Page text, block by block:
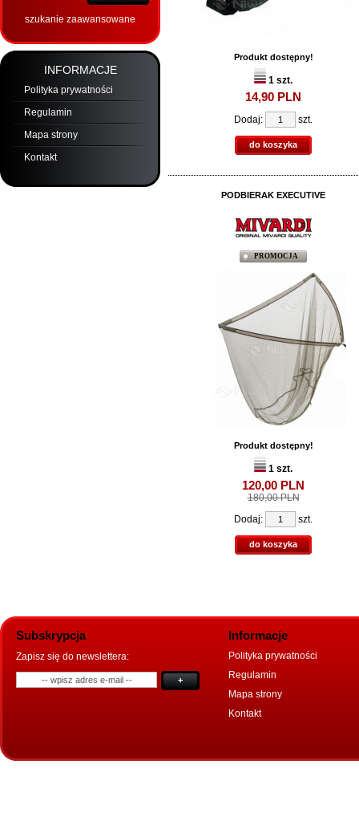
szukanie zaawansowane
INFORMACJE
Polityka prywatności
Regulamin
Mapa strony
Kontakt
Produkt dostępny!
1 szt.
14,90 PLN
Dodaj: szt.
do koszyka
PODBIERAK EXECUTIVE
PROMOCJA
Produkt dostępny!
1 szt.
120,00 PLN
180,00 PLN
Dodaj:
szt.
do koszyka
Informacje
Subskrypcja
Zapisz się do newslettera:
+
Polityka prywatności
Regulamin
Mapa strony
Kontakt